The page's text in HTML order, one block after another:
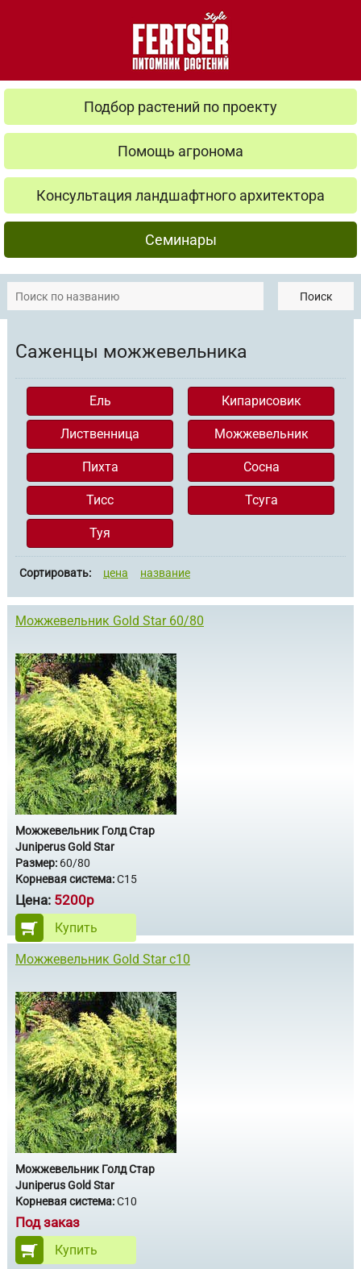
Подбор растений по проекту
Помощь агронома
Консультация ландшафтного архитектора
Семинары
Поиск
Саженцы можжевельника
Ель Кипарисовик
Лиственница Можжевельник
Пихта Сосна
Тисс Тсуга
Туя
Сортировать: цена название
Можжевельник Gold Star 60/80
Можжевельник Голд Стар
Juniperus Gold Star
Размер: 60/80
Корневая система:С15
Цена: 5200р
Купить
Можжевельник Gold Star с10
Можжевельник Голд Стар
Juniperus Gold Star
Корневая система:С10
Под заказ
Купить